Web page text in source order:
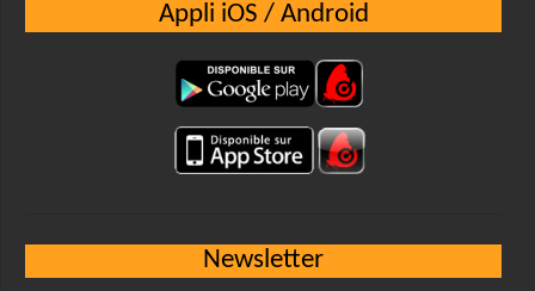
Appli iOS / Android
Newsletter